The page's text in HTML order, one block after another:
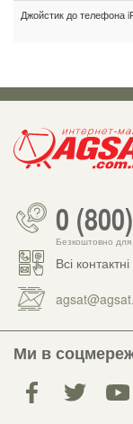
Джойстик до телефона
0
Безкоштовно для
Всі
Ми в